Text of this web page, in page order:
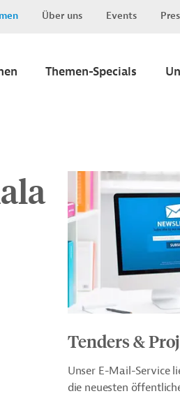
Über uns Events
Themen-Specials
Tenders &
Unser E-Mail-Service
die neuesten